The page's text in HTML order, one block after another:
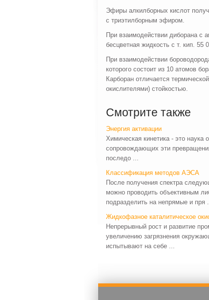
Эфиры алкилборных кислот
с триэтилборным эфиром.
При взаимодействии диборана с
бесцветная жидкость с т. кип. 55
При взаимодействии
которого состоит из 10 атомов
Карборан отличается
окислителями) стойкостью.
Смотрите также
Энергия активации
Химическая кинетика - это наука
сопровождающих эти
последо ...
Классификация методов АЭСА
После получения спектра
можно проводить объективным
подразделить на непрямые и пря
Жидкофазное каталитическое
Непрерывный рост и развитие
увеличению загрязнения
испытывают на себе ...